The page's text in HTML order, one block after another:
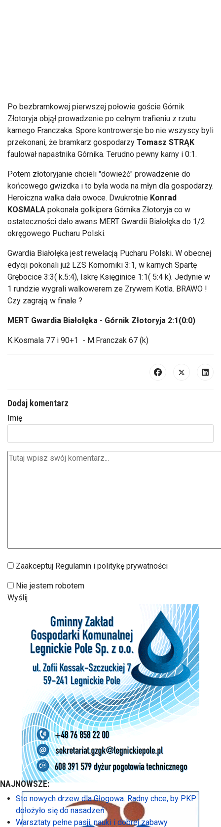
Po bezbramkowej pierwszej połowie goście Górnik
Złotoryja objął prowadzenie po celnym trafieniu z rzutu
karnego Franczaka. Spore kontrowersje bo nie wszyscy byli
przekonani, że bramkarz gospodarzy Tomasz STRĄK
faulował napastnika Górnika. Terudno pewny karny i 0:1.
Potem złotoryjanie chcieli "dowieźć" prowadzenie do
końcowego gwizdka i to była woda na młyn dla gospodarzy.
Heroiczna walka dała owoce. Dwukrotnie Konrad
KOSMALA pokonała golkipera Górnika Złotoryja co w
ostateczności dało awans MERT Gwardii Białołęka do 1/2
okręgowego Pucharu Polski.
Gwardia Białołęka jest rewelacją Pucharu Polski. W obecnej
edycji pokonali już LZS Komorniki 3:1, w karnych Spartę
Grębocice 3:3( k.5:4), Iskrę Księginice 1:1( 5:4 k). Jedynie w
1 rundzie wygrali walkowerem ze Zrywem Kotla. BRAWO !
Czy zagrają w finale ?
MERT Gwardia Białołęka - Górnik Złotoryja 2:1(0:0)
K.Kosmala 77 i 90+1 - M.Franczak 67 (k)
Dodaj komentarz
Imię
Zaakceptuj Regulamin i politykę prywatności
Nie jestem robotem
Wyślij
NAJNOWSZE:
Sto nowych drzew dla Głogowa. Radny chce, by PKP
dołożyło się do nasadzeń
Warsztaty pełne pasji, nauki i dobrej zabawy